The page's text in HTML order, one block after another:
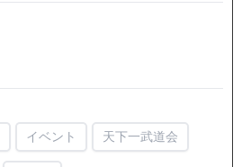
イベント 天下一武道会